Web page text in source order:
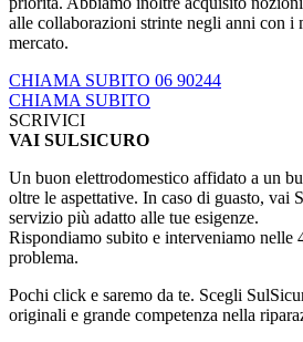
alle collaborazioni strinte negli anni con i
mercato.
CHIAMA SUBITO 06 90244
CHIAMA SUBITO
SCRIVICI
VAI SULSICURO
Un buon elettrodomestico affidato a un
oltre le aspettative. In caso di guasto, vai
servizio più adatto alle tue esigenze.
Rispondiamo subito e interveniamo nelle
problema.
Pochi click e saremo da te. Scegli
originali e grande competenza nella